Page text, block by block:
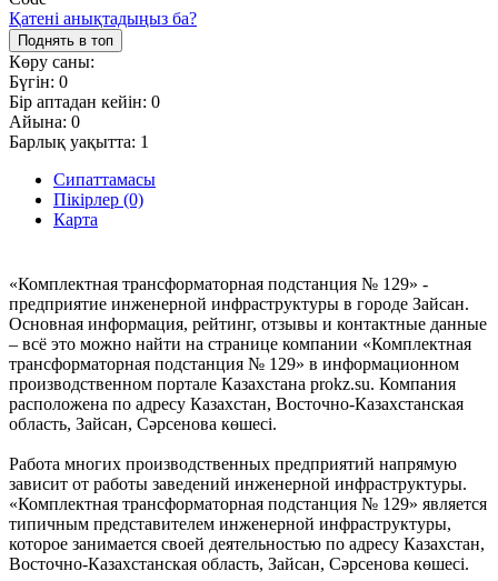
Қатені анықтадыңыз ба?
Поднять в топ
Көру саны:
Бүгін: 0
Бір аптадан кейін: 0
Айына: 0
Барлық уақытта: 1
Сипаттамасы
Пікірлер (0)
Карта
«Комплектная трансформаторная подстанция № 129» -
предприятие инженерной инфраструктуры в городе Зайсан.
Основная информация, рейтинг, отзывы и контактные данные
– всё это можно найти на странице компании «Комплектная
трансформаторная подстанция № 129» в информационном
производственном портале Казахстана prokz.su. Компания
расположена по адресу Казахстан, Восточно-Казахстанская
область, Зайсан, Сәрсенова көшесі.
Работа многих производственных предприятий напрямую
зависит от работы заведений инженерной инфраструктуры.
«Комплектная трансформаторная подстанция № 129» является
типичным представителем инженерной инфраструктуры,
которое занимается своей деятельностью по адресу Казахстан,
Восточно-Казахстанская область, Зайсан, Сәрсенова көшесі.